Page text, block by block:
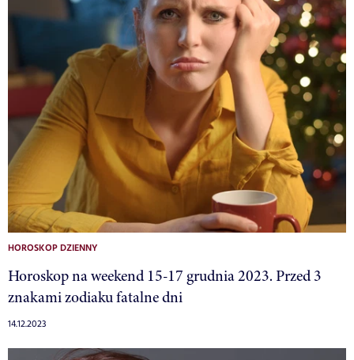
HOROSKOP DZIENNY
Horoskop na weekend 15-17 grudnia 2023. Przed 3
znakami zodiaku fatalne dni
14.12.2023